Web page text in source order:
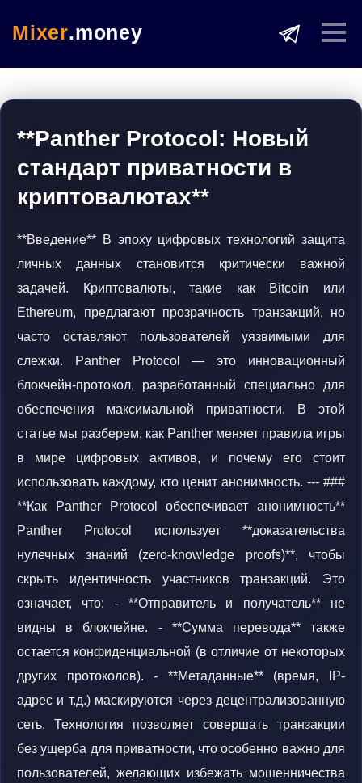
Mixer.money
**Panther Protocol: Новый
стандарт приватности в
криптовалютах**
**Введение** В эпоху цифровых технологий защита
личных данных становится критически важной
задачей. Криптовалюты, такие как Bitcoin или
Ethereum, предлагают прозрачность транзакций, но
часто оставляют пользователей уязвимыми для
слежки. Panther Protocol — это инновационный
блокчейн-протокол, разработанный специально для
обеспечения максимальной приватности. В этой
статье мы разберем, как Panther меняет правила игры
в мире цифровых активов, и почему его стоит
использовать каждому, кто ценит анонимность. --- ###
**Как Panther Protocol обеспечивает анонимность**
Panther Protocol использует **доказательства
нулечных знаний (zero-knowledge proofs)**, чтобы
скрыть идентичность участников транзакций. Это
означает, что: - **Отправитель и получатель** не
видны в блокчейне. - **Сумма перевода** также
остается конфиденциальной (в отличие от некоторых
других протоколов). - **Метаданные** (время, IP-
адрес и т.д.) маскируются через децентрализованную
сеть. Технология позволяет совершать транзакции
без ущерба для приватности, что особенно важно для
пользователей, желающих избежать мошенничества